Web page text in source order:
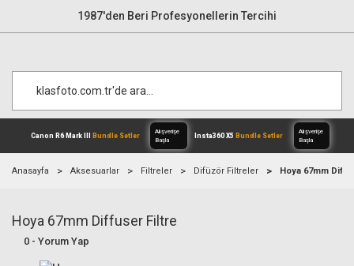
1987'den Beri Profesyonellerin Tercihi
Canon R6 Mark IIIBundle Setler
Anasayfa Aksesuarlar Filtreler Difüzör Filtreler Hoya 67mm
Hoya 67mm Diffuser Filtre
0 - Yorum Yap